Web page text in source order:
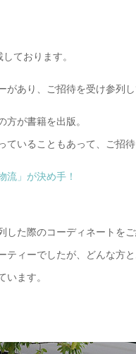
ております。
あり、ご招待を受け参列し
が書籍を出版。
いることもあって、ご招待
」が決め手！
た際のコーディネートをご
ティーでしたが、どんな方
ます。